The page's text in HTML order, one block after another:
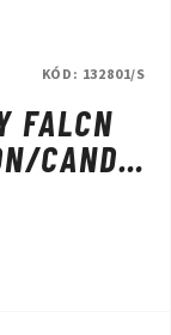
FALCN
CANDY
KÓD: 132801/S